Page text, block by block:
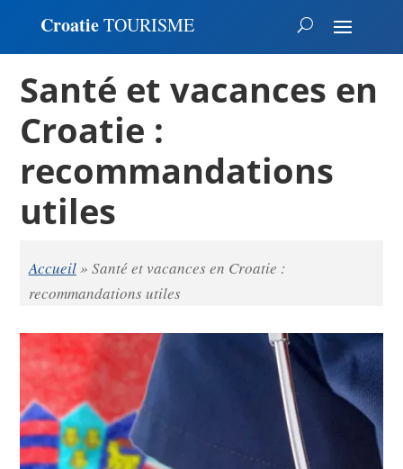
CroatieTOURISME
Santé et vacances en
Croatie :
recommandations
utiles
Accueil» Santé et vacances en Croatie :
recommandations utiles